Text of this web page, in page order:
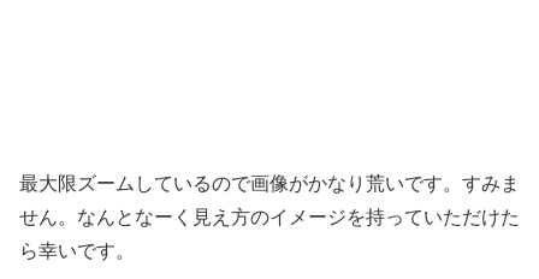
最大限ズームしているので画像がかなり荒いです。すみま
せん。なんとなーく見え方のイメージを持っていただけた
ら幸いです。